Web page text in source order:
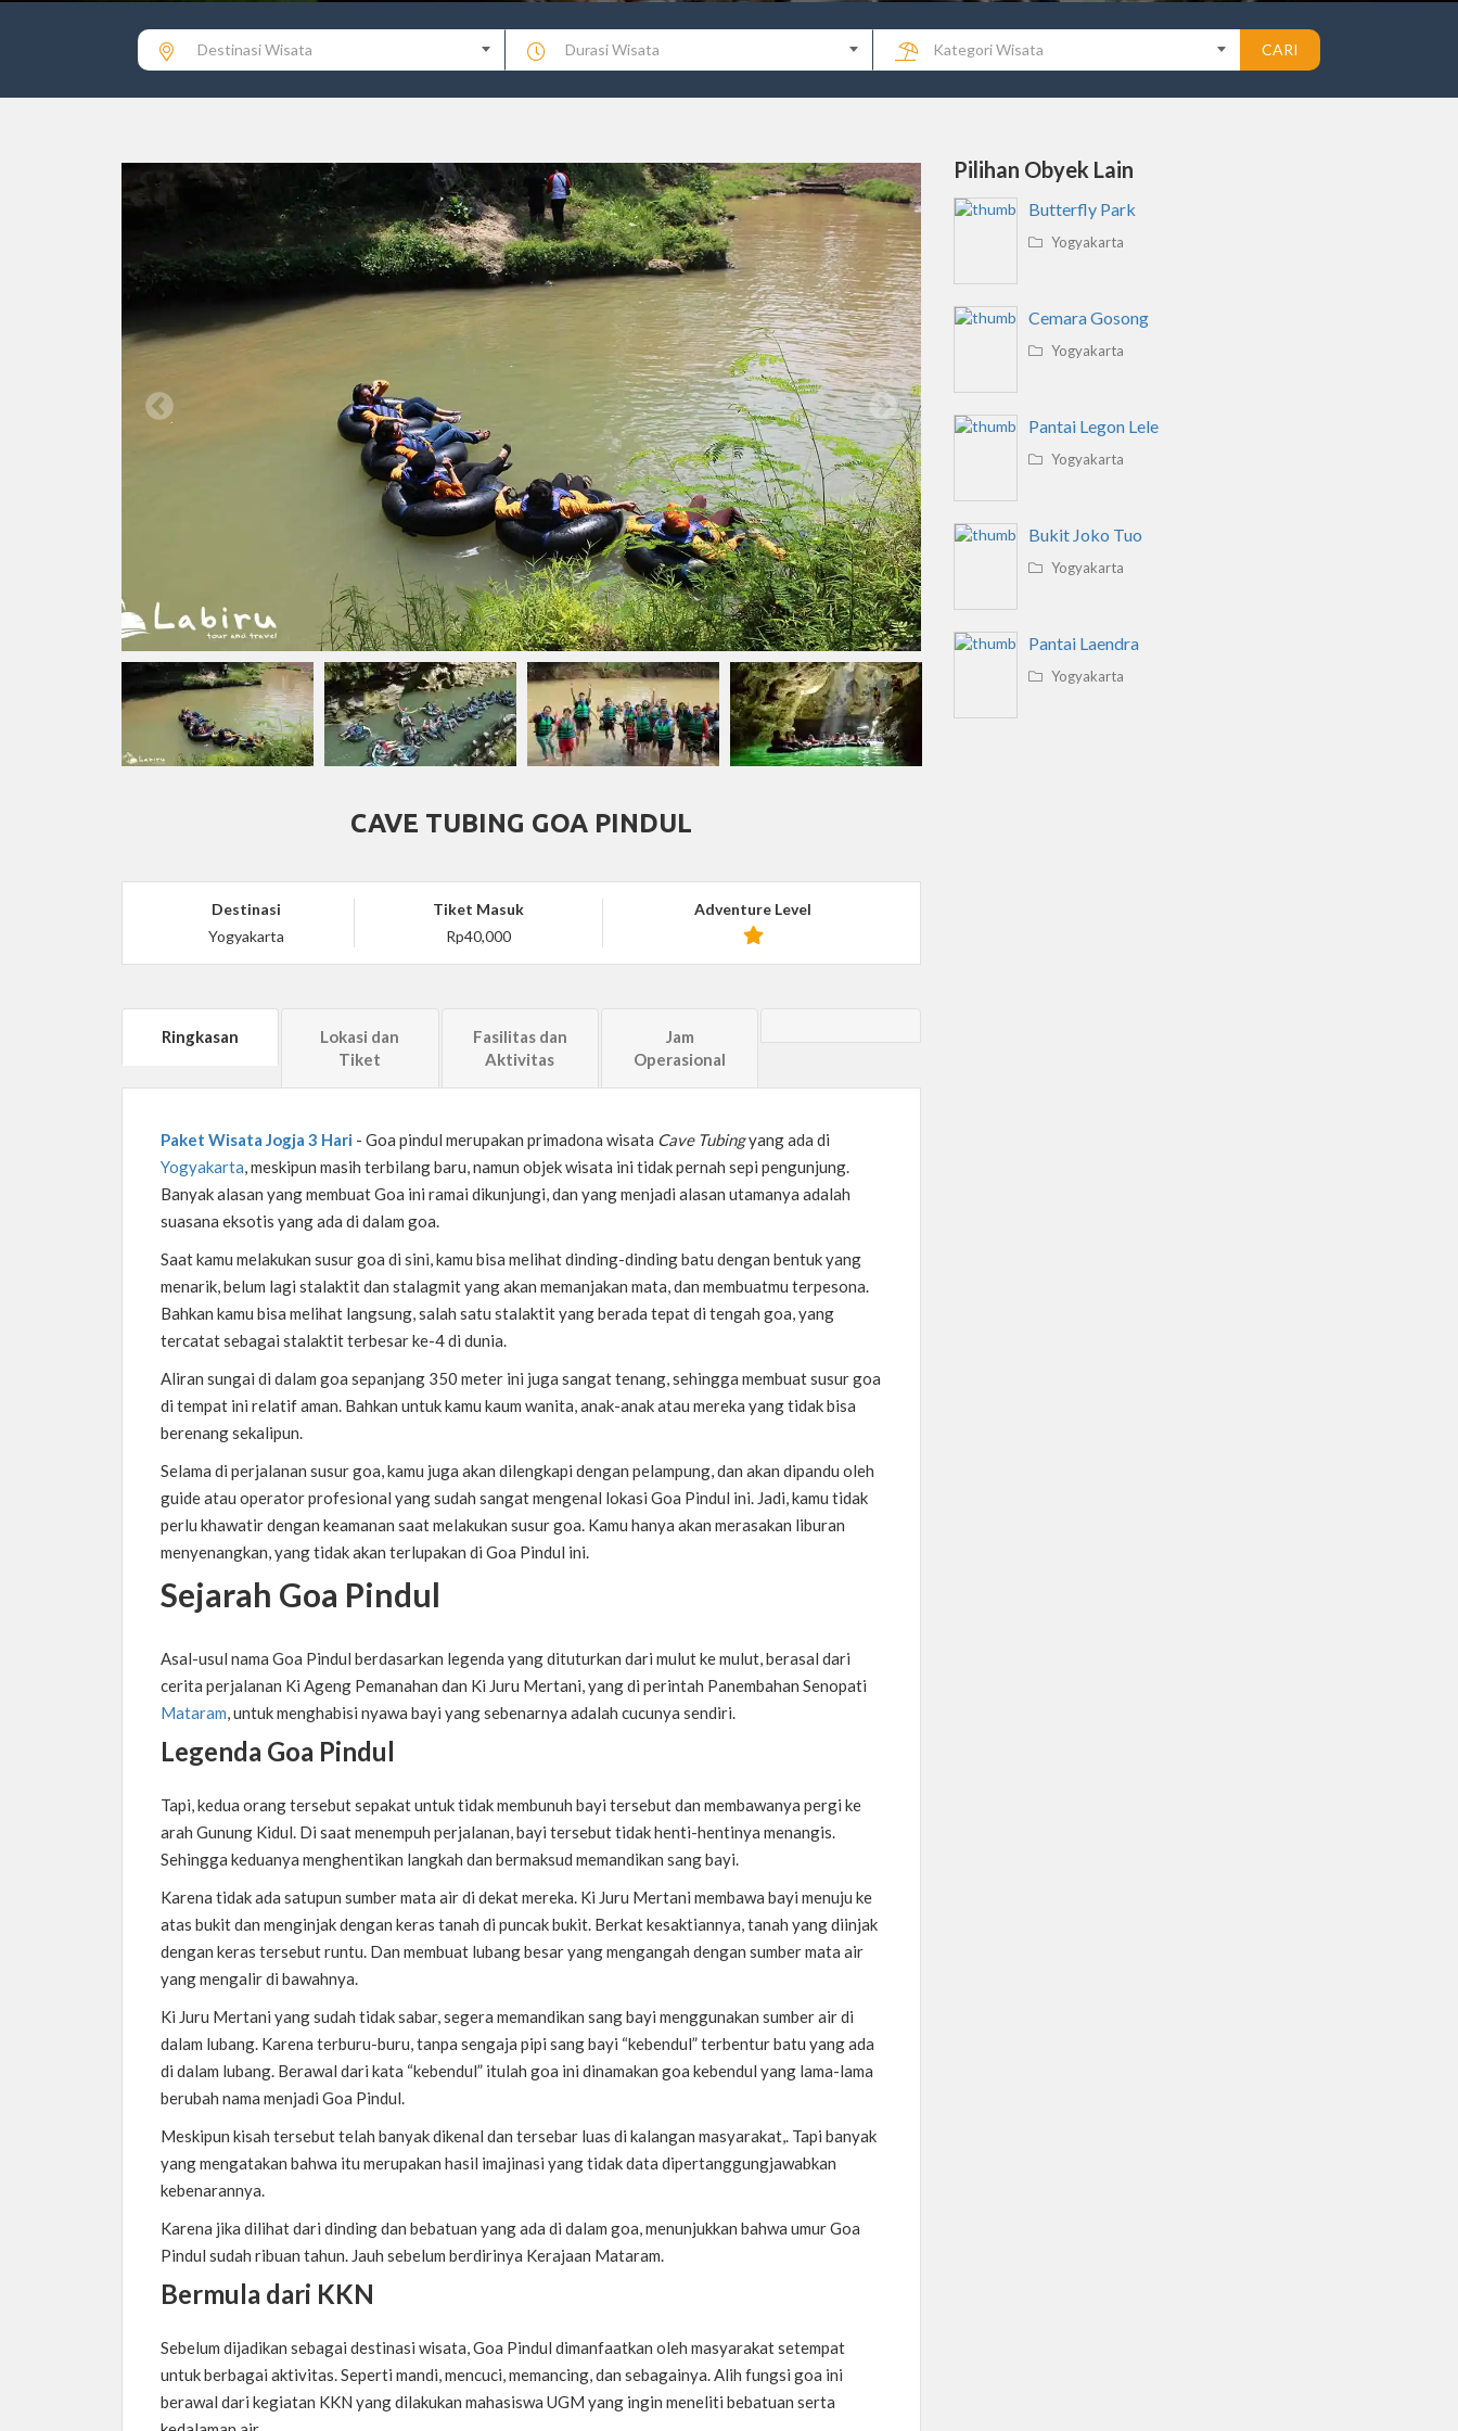
Destinasi Wisata Durasi Wisata Kategori Wisata CARI
CAVE TUBING GOA PINDUL
Destinasi
Yogyakarta
Tiket Masuk
Rp40,000
Adventure Level
Ringkasan
Lokasi dan
Tiket
Fasilitas dan
Aktivitas
Jam
Operasional
Paket Wisata Jogja 3 Hari - Goa pindul merupakan primadona wisata Cave Tubingyang ada di
Yogyakarta, meskipun masih terbilang baru, namun objek wisata ini tidak pernah sepi pengunjung.
Banyak alasan yang membuat Goa ini ramai dikunjungi, dan yang menjadi alasan utamanya adalah
suasana eksotis yang ada di dalam goa.
Saat kamu melakukan susur goa di sini, kamu bisa melihat dinding-dinding batu dengan bentuk yang
menarik, belum lagi stalaktit dan stalagmit yang akan memanjakan mata, dan membuatmu terpesona.
Bahkan kamu bisa melihat langsung, salah satu stalaktit yang berada tepat di tengah goa, yang
tercatat sebagai stalaktit terbesar ke-4 di dunia.
Aliran sungai di dalam goa sepanjang 350 meter ini juga sangat tenang, sehingga membuat susur goa
di tempat ini relatif aman. Bahkan untuk kamu kaum wanita, anak-anak atau mereka yang tidak bisa
berenang sekalipun.
Selama di perjalanan susur goa, kamu juga akan dilengkapi dengan pelampung, dan akan dipandu oleh
guide atau operator profesional yang sudah sangat mengenal lokasi Goa Pindul ini. Jadi, kamu tidak
perlu khawatir dengan keamanan saat melakukan susur goa. Kamu hanya akan merasakan liburan
menyenangkan, yang tidak akan terlupakan di Goa Pindul ini.
Sejarah Goa Pindul
Asal-usul nama Goa Pindul berdasarkan legenda yang dituturkan dari mulut ke mulut, berasal dari
cerita perjalanan Ki Ageng Pemanahan dan Ki Juru Mertani, yang di perintah Panembahan Senopati
Mataram, untuk menghabisi nyawa bayi yang sebenarnya adalah cucunya sendiri.
Legenda Goa Pindul
Tapi, kedua orang tersebut sepakat untuk tidak membunuh bayi tersebut dan membawanya pergi ke
arah Gunung Kidul. Di saat menempuh perjalanan, bayi tersebut tidak henti-hentinya menangis.
Sehingga keduanya menghentikan langkah dan bermaksud memandikan sang bayi.
Karena tidak ada satupun sumber mata air di dekat mereka. Ki Juru Mertani membawa bayi menuju ke
atas bukit dan menginjak dengan keras tanah di puncak bukit. Berkat kesaktiannya, tanah yang diinjak
dengan keras tersebut runtu. Dan membuat lubang besar yang mengangah dengan sumber mata air
yang mengalir di bawahnya.
Ki Juru Mertani yang sudah tidak sabar, segera memandikan sang bayi menggunakan sumber air di
dalam lubang. Karena terburu-buru, tanpa sengaja pipi sang bayi “kebendul” terbentur batu yang ada
di dalam lubang. Berawal dari kata “kebendul” itulah goa ini dinamakan goa kebendul yang lama-lama
berubah nama menjadi Goa Pindul.
Meskipun kisah tersebut telah banyak dikenal dan tersebar luas di kalangan masyarakat,. Tapi banyak
yang mengatakan bahwa itu merupakan hasil imajinasi yang tidak data dipertanggungjawabkan
kebenarannya.
Karena jika dilihat dari dinding dan bebatuan yang ada di dalam goa, menunjukkan bahwa umur Goa
Pindul sudah ribuan tahun. Jauh sebelum berdirinya Kerajaan Mataram.
Bermula dari KKN
Sebelum dijadikan sebagai destinasi wisata, Goa Pindul dimanfaatkan oleh masyarakat setempat
untuk berbagai aktivitas. Seperti mandi, mencuci, memancing, dan sebagainya. Alih fungsi goa ini
berawal dari kegiatan KKN yang dilakukan mahasiswa UGM yang ingin meneliti bebatuan serta
Pilihan Obyek Lain
Butterfly Park
Yogyakarta
Cemara Gosong
Yogyakarta
Pantai Legon Lele
Yogyakarta
Bukit Joko Tuo
Yogyakarta
Pantai Laendra
Yogyakarta